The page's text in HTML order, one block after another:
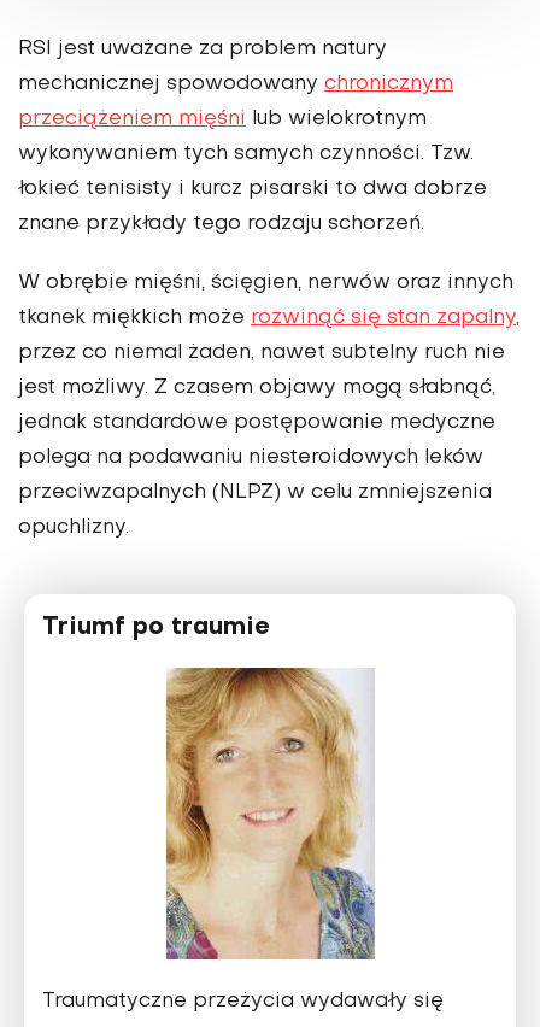
RSI jest uważane za problem natury
mechanicznej spowodowany chronicznym
przeciążeniem mięśni lub wielokrotnym
wykonywaniem tych samych czynności. Tzw.
łokieć tenisisty i kurcz pisarski to dwa dobrze
znane przykłady tego rodzaju schorzeń.
W obrębie mięśni, ścięgien, nerwów oraz innych
tkanek miękkich może rozwinąć się stan zapalny,
przez co niemal żaden, nawet subtelny ruch nie
jest możliwy. Z czasem objawy mogą słabnąć,
jednak standardowe postępowanie medyczne
polega na podawaniu niesteroidowych leków
przeciwzapalnych (NLPZ) w celu zmniejszenia
opuchlizny.
Triumf po traumie
Traumatyczne przeżycia wydawały się